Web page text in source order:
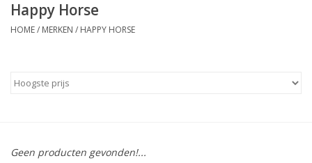
Gadgets
Happy Horse
HOME/ MERKEN / HAPPY HORSE
Geen producten gevonden!...